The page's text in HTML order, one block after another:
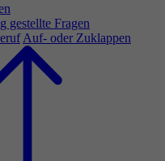
gestellte Fragen
Auf- oder Zuklappen